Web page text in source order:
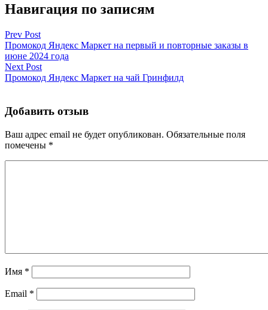
Навигация по записям
Prev Post
Промокод Яндекс Маркет на первый и повторные заказы в
июне 2024 года
Next Post
Промокод Яндекс Маркет на чай Гринфилд
Добавить отзыв
Ваш адрес email не будет опубликован. Обязательные поля
помечены *
Имя *
Email *